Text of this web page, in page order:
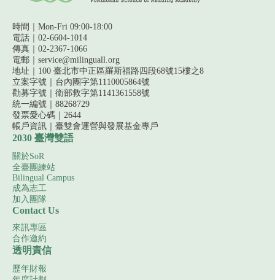
時間｜Mon-Fri 09:00-18:00
電話｜02-6604-1014
傳真｜02-2367-1066
電郵｜service@milinguall.org
地址｜100 臺北市中正區羅斯福路四段68號15樓之8
立案字號｜台內團字第1110005864號
勸募字號｜ 衛部救字第1141361558號
統一編號｜88268729
發票愛心碼｜2644
帳戶資訊｜ 臺雙會運營與發展基金專戶
2030 臺灣雙語
關於SoR
全臺團練站
Bilingual Campus
成為志工
加入團隊
Contact Us
來訊專區
合作邀約
透明責信
歷年財報